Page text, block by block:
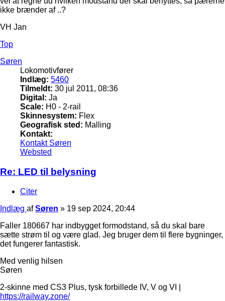
ikke brænder af ..?
VH Jan
Top
Søren
Lokomotivfører
Indlæg: 5460
Tilmeldt: 30 jul 2011, 08:36
Digital: Ja
Scale: H0 - 2-rail
Skinnesystem: Flex
Geografisk sted: Malling
Kontakt:
Kontakt Søren
Websted
Re: LED til belysning
Citer
Indlæg afSøren » 19 sep 2024, 20:44
Faller 180667 har indbygget formodstand, så du skal bare
sætte strøm til og være glad. Jeg bruger dem til flere bygninger,
det fungerer fantastisk.
Med venlig hilsen
Søren
2-skinne med CS3 Plus, tysk forbillede IV, V og VI |
https://railway.zone/